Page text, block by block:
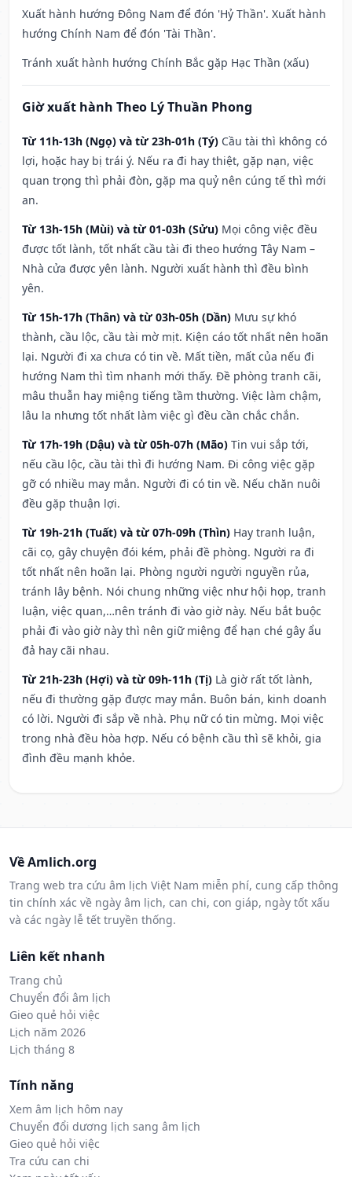
Xuất hành hướng Đông Nam để đón 'Hỷ Thần'. Xuất hành
hướng Chính Nam để đón 'Tài Thần'.
Tránh xuất hành hướng Chính Bắc gặp Hạc Thần (xấu)
Giờ xuất hành Theo Lý Thuần Phong
Từ 11h-13h (Ngọ) và từ 23h-01h (Tý) Cầu tài thì không có
lợi, hoặc hay bị trái ý. Nếu ra đi hay thiệt, gặp nạn, việc
quan trọng thì phải đòn, gặp ma quỷ nên cúng tế thì mới
an.
Từ 13h-15h (Mùi) và từ 01-03h (Sửu) Mọi công việc đều
được tốt lành, tốt nhất cầu tài đi theo hướng Tây Nam –
Nhà cửa được yên lành. Người xuất hành thì đều bình
yên.
Từ 15h-17h (Thân) và từ 03h-05h (Dần) Mưu sự khó
thành, cầu lộc, cầu tài mờ mịt. Kiện cáo tốt nhất nên hoãn
lại. Người đi xa chưa có tin về. Mất tiền, mất của nếu đi
hướng Nam thì tìm nhanh mới thấy. Đề phòng tranh cãi,
mâu thuẫn hay miệng tiếng tầm thường. Việc làm chậm,
lâu la nhưng tốt nhất làm việc gì đều cần chắc chắn.
Từ 17h-19h (Dậu) và từ 05h-07h (Mão) Tin vui sắp tới,
nếu cầu lộc, cầu tài thì đi hướng Nam. Đi công việc gặp
gỡ có nhiều may mắn. Người đi có tin về. Nếu chăn nuôi
đều gặp thuận lợi.
Từ 19h-21h (Tuất) và từ 07h-09h (Thìn) Hay tranh luận,
cãi cọ, gây chuyện đói kém, phải đề phòng. Người ra đi
tốt nhất nên hoãn lại. Phòng người người nguyền rủa,
tránh lây bệnh. Nói chung những việc như hội họp, tranh
luận, việc quan,…nên tránh đi vào giờ này. Nếu bắt buộc
phải đi vào giờ này thì nên giữ miệng để hạn ché gây ẩu
đả hay cãi nhau.
Từ 21h-23h (Hợi) và từ 09h-11h (Tị) Là giờ rất tốt lành,
nếu đi thường gặp được may mắn. Buôn bán, kinh doanh
có lời. Người đi sắp về nhà. Phụ nữ có tin mừng. Mọi việc
trong nhà đều hòa hợp. Nếu có bệnh cầu thì sẽ khỏi, gia
đình đều mạnh khỏe.
Về Amlich.org
Trang web tra cứu âm lịch Việt Nam miễn phí, cung cấp thông
tin chính xác về ngày âm lịch, can chi, con giáp, ngày tốt xấu
và các ngày lễ tết truyền thống.
Liên kết nhanh
Trang chủ
Chuyển đổi âm lịch
Gieo quẻ hỏi việc
Lịch năm 2026
Lịch tháng 8
Tính năng
Xem âm lịch hôm nay
Chuyển đổi dương lịch sang âm lịch
Gieo quẻ hỏi việc
Tra cứu can chi